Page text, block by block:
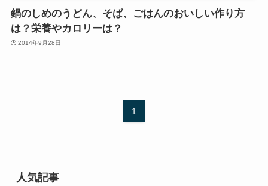
鍋のしめのうどん、そば、ごはんのおいしい作り方
は？栄養やカロリーは？
2014年9月28日
1
人気記事